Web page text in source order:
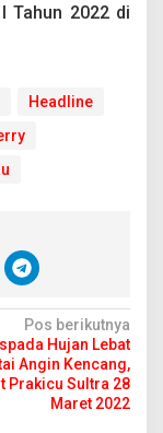
Tahun 2022 di
Headline
Pos berikutnya
Hujan Lebat
Angin Kencang,
Prakicu Sultra 28
Maret 2022